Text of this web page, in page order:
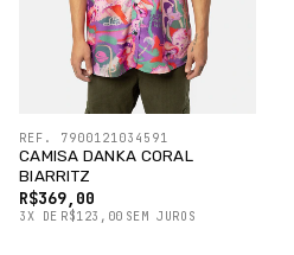
CAMISA DANKA CORAL
BIARRITZ
R$369,00
3X DE R$123,00 SEM JUROS
REF. 7900121034591